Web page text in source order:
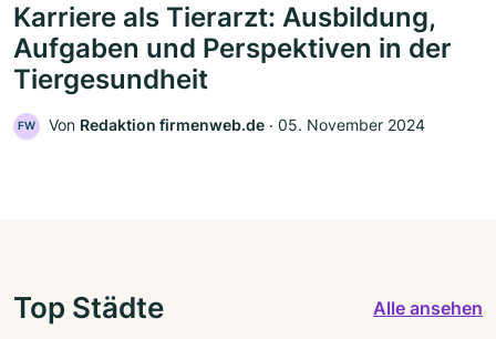
Karriere als Tierarzt: Ausbildung,
Aufgaben und Perspektiven in der
Tiergesundheit
FW Von Redaktion firmenweb.de ‧ 05. November 2024
Top Städte Alle ansehen